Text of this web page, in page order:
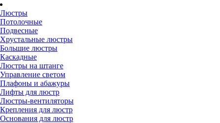
Люстры
Потолочные
Подвесные
Хрустальные люстры
Большие люстры
Каскадные
Люстры на штанге
Управление светом
Плафоны и абажуры
Лифты для люстр
Люстры-вентиляторы
Крепления для люстр
Основания для люстр